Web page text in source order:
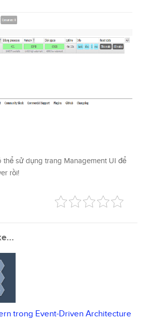
thể sử dụng trang Management UI để
rồi!
trong Event-Driven Architecture